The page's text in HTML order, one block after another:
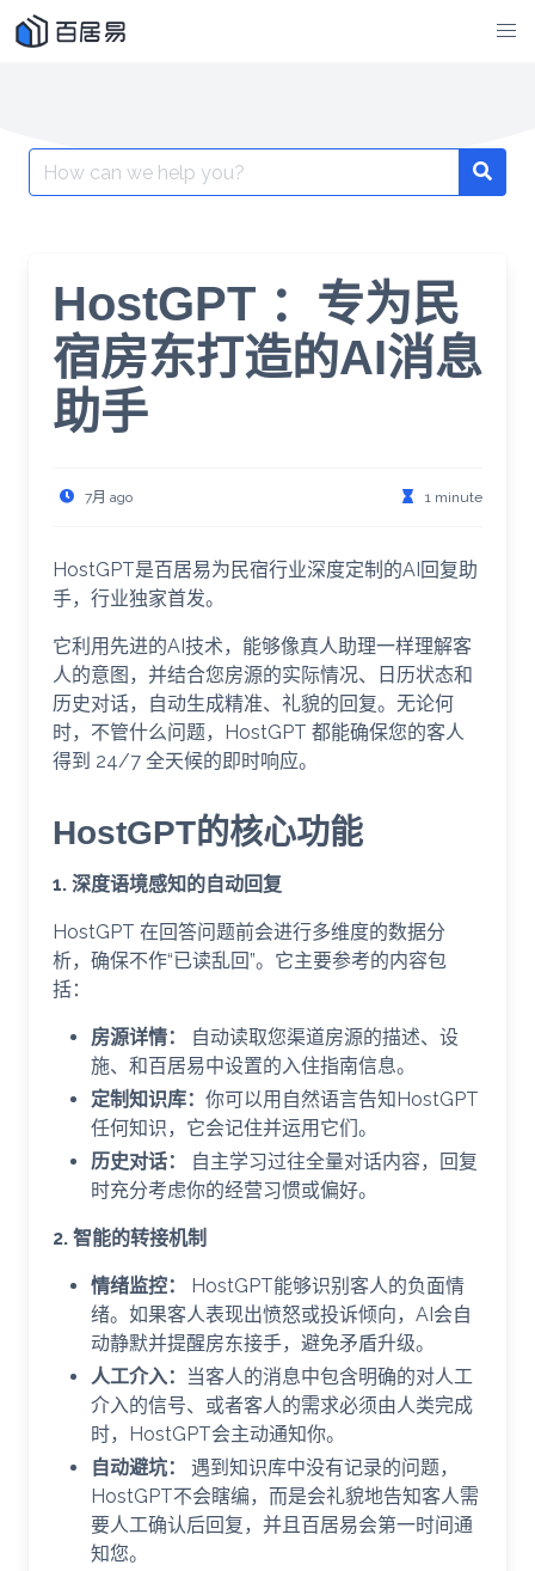
Search
for:
HostGPT ：专为民
宿房东打造的AI消息
助手
7月 ago 1 minute
HostGPT是百居易为民宿行业深度定制的AI回复助
手，行业独家首发。
它利用先进的AI技术，能够像真人助理一样理解客
人的意图，并结合您房源的实际情况、日历状态和
历史对话，自动生成精准、礼貌的回复。无论何
时，不管什么问题，HostGPT 都能确保您的客人
得到 24/7 全天候的即时响应。
HostGPT的核心功能
1. 深度语境感知的自动回复
HostGPT 在回答问题前会进行多维度的数据分
析，确保不作“已读乱回”。它主要参考的内容包
括：
房源详情：
自动读取您渠道房源的描述、设
施、和百居易中设置的入住指南信息。
定制知识库： 你可以用自然语言告知HostGPT
任何知识，它会记住并运用它们。
历史对话：
自主学习过往全量对话内容，回复
时充分考虑你的经营习惯或偏好。
2. 智能的转接机制
情绪监控：
HostGPT能够识别客人的负面情
绪。如果客人表现出愤怒或投诉倾向，AI会自
动静默并提醒房东接手，避免矛盾升级。
人工介入：
当客人的消息中包含明确的对人工
介入的信号、或者客人的需求必须由人类完成
时，HostGPT会主动通知你。
自动避坑：
遇到知识库中没有记录的问题，
HostGPT不会瞎编，而是会礼貌地告知客人需
要人工确认后回复，并且百居易会第一时间通
知您。